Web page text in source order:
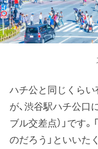
ハチ公と同じくら
が、渋谷駅ハチ公口
ブル交差点）」です
のだろう」といいた